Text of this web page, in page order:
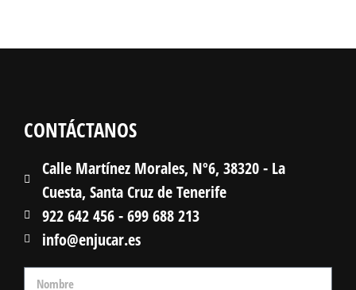
CONTÁCTANOS
Calle Martínez Morales, Nº6, 38320 - La
Cuesta, Santa Cruz de Tenerife
922 642 456 - 699 688 213
info@enjucar.es